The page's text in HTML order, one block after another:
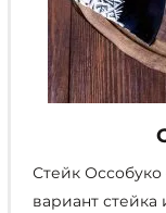
Стейк
вариант стейка